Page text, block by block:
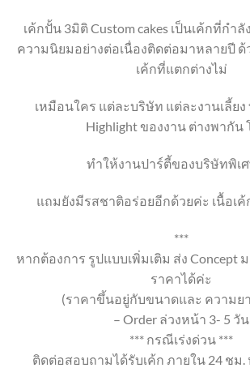
เค้กปั้น 3มิติ Custom cakes เป็นเค้กที่กำ
ความนิยมอย่างต่อเนื่องติดต่อมาหลายปี
เค้กที่แตกต่างไม่
เหมือนใคร แต่ละบริษัท แต่ละงานเลี้ยง
Highlight ของงาน ต่างพากัน
ทำให้งานปาร์ตี้ของบริษัทพิเ
แถมยังมีรสชาติอร่อยอีกด้วยค่ะ เนื้อเ
***
หากต้องการ รูปแบบเพิ่มเติม ส่ง Concept
ราคาได้ค่ะ
(ราคาขึ้นอยู่กับขนาดและ ความย
– Order ล่วงหน้า 3- 5 วัน
*** กรณีเร่งด่วน ***
ติดต่อสอบถามได้รับเค้ก ภายใน 24 ชม.